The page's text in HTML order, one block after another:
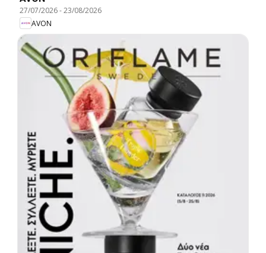
27/07/2026-23/08/2026
AVON